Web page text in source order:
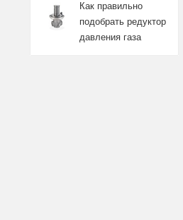
Как правильно
подобрать редуктор
давления газа